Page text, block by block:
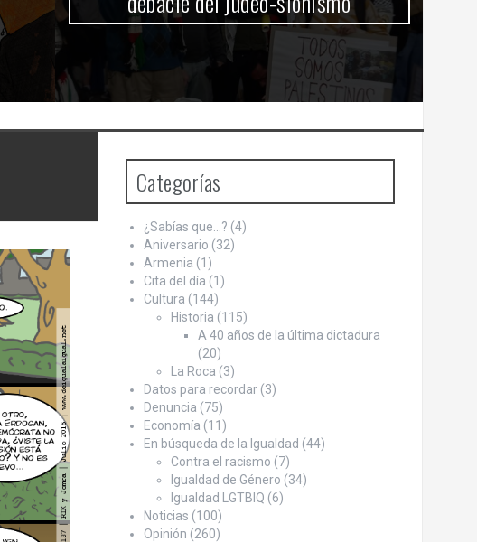
Categorías
¿Sabías que…? (4)
Aniversario (32)
Armenia (1)
Cita del día (1)
Cultura (144)
Historia (115)
A 40 años de la última dictadura
(20)
La Roca (3)
Datos para recordar(3)
Denuncia (75)
Economía (11)
En búsqueda de la Igualdad (44)
Contra el racismo (7)
Igualdad de Género (34)
Igualdad LGTBIQ (6)
Noticias (100)
Opinión (260)